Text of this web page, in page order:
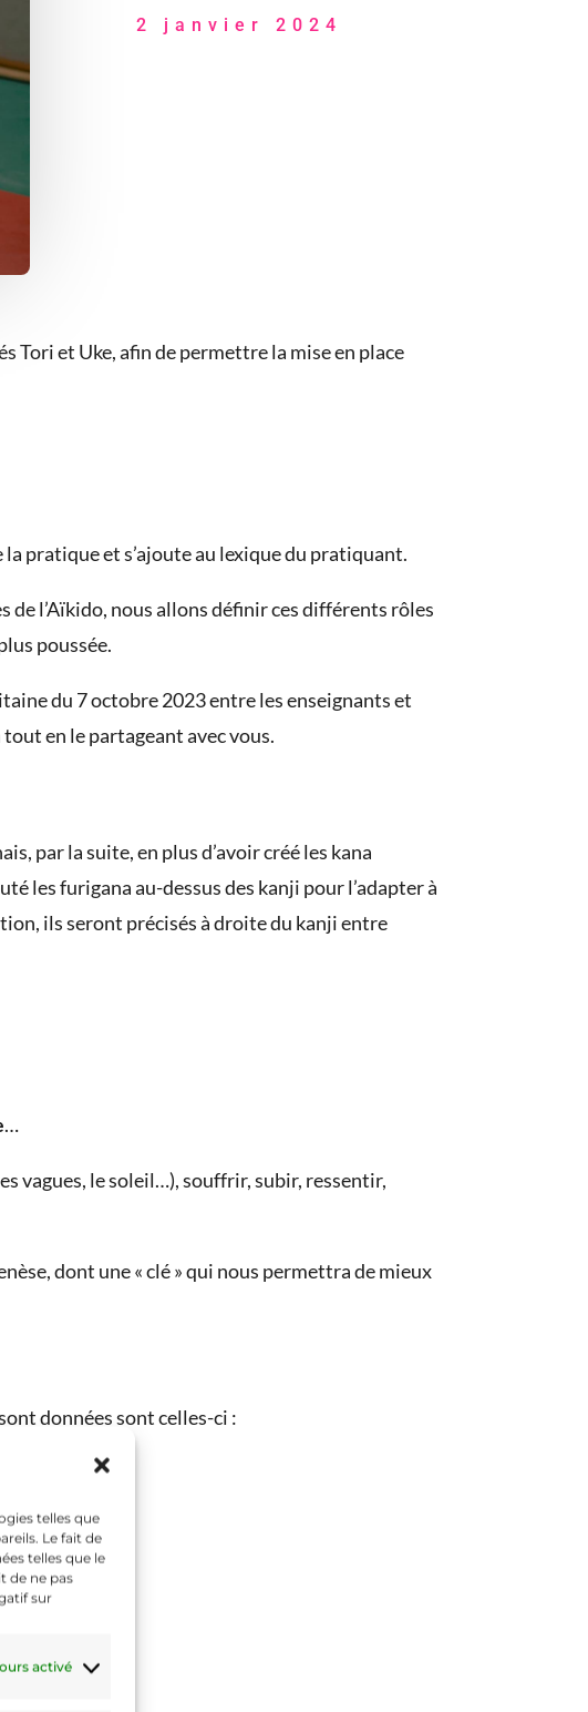
telles que
Le fait de
telles que le
de ne pas
sur
activé
2 janvier 2024
Tori et Uke, afin de permettre la mise en place
pratique et s’ajoute au lexique du pratiquant.
l’Aïkido, nous allons définir ces différents rôles
poussée.
du 7 octobre 2023 entre les enseignants et
en le partageant avec vous.
par la suite, en plus d’avoir créé les kana
les furigana au-dessus des kanji pour l’adapter à
ils seront précisés à droite du kanji entre
…
vagues, le soleil…), souffrir, subir, ressentir,
dont une « clé » qui nous permettra de mieux
données sont celles-ci :
»